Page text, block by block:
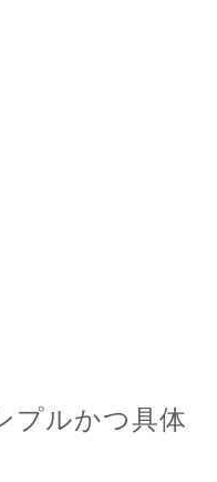
プルかつ具体